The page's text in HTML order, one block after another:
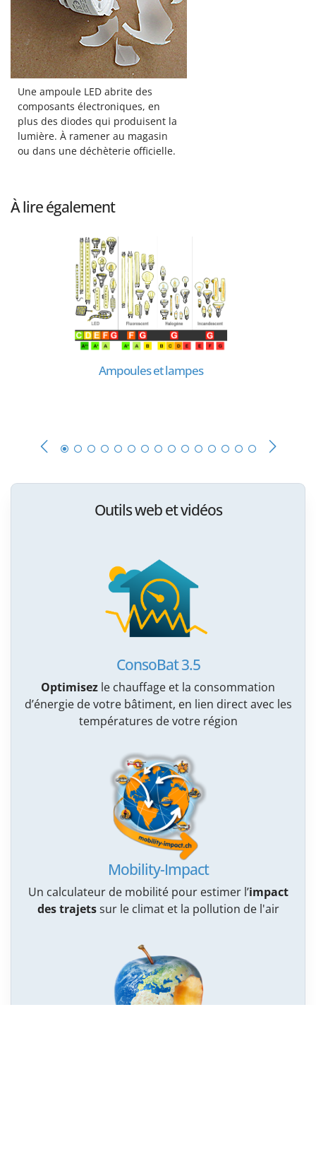
Une ampoule LED abrite des
composants électroniques, en
plus des diodes qui produisent la
lumière. À ramener au magasin
ou dans une déchèterie officielle.
À lire également
Ampoules et lampes
Outils web et vidéos
ConsoBat 3.5
Optimisez le chauffage et la consommation
d’énergie de votre bâtiment, en lien direct avec les
températures de votre région
Mobility-Impact
Un calculateur de mobilité pour estimer l’impact
des trajetssur le climat et la pollution de l'air